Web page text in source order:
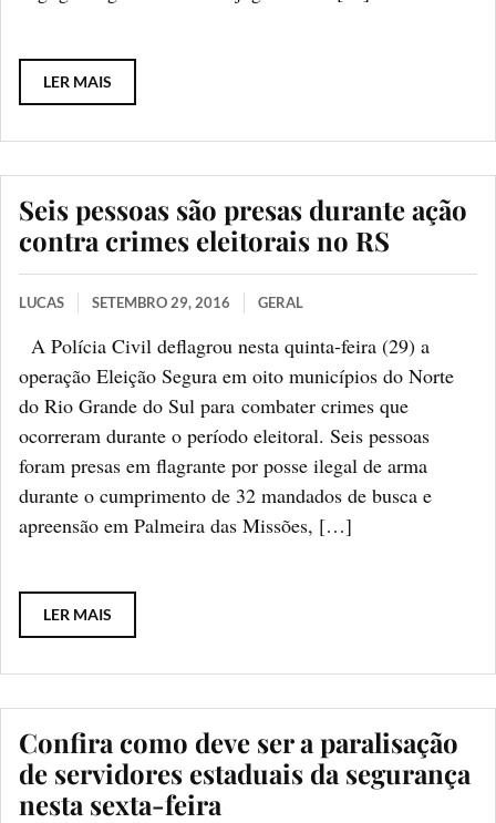
LER MAIS
Seis pessoas são presas durante ação
contra crimes eleitorais no RS
LUCAS SETEMBRO 29, 2016 GERAL
A Polícia Civil deflagrou nesta quinta-feira (29) a
operação Eleição Segura em oito municípios do Norte
do Rio Grande do Sul para combater crimes que
ocorreram durante o período eleitoral. Seis pessoas
foram presas em flagrante por posse ilegal de arma
durante o cumprimento de 32 mandados de busca e
apreensão em Palmeira das Missões, […]
LER MAIS
Confira como deve ser a paralisação
de servidores estaduais da segurança
nesta sexta-feira